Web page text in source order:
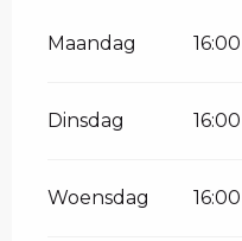
Maandag
Dinsdag
Woensdag